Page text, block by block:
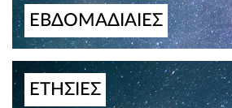
ΕΒΔΟΜΑΔΙΑΙΕΣ
ΕΤΗΣΙΕΣ